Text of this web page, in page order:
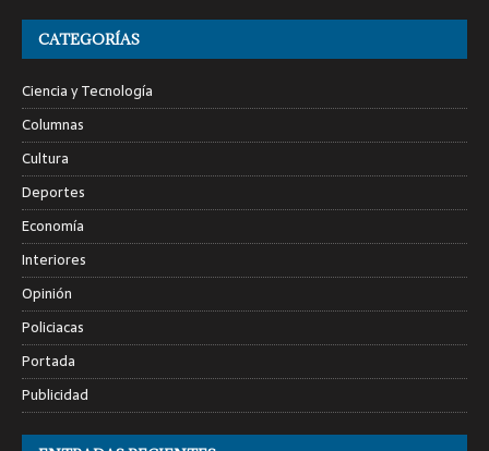
CATEGORÍAS
Ciencia y Tecnología
Columnas
Cultura
Deportes
Economía
Interiores
Opinión
Policiacas
Portada
Publicidad